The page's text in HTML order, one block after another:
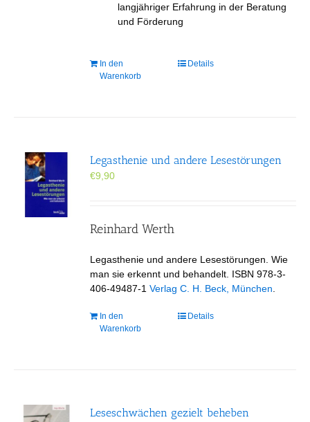
langjähriger Erfahrung in der Beratung
und Förderung
In den
Warenkorb
Details
Legasthenie und andere Lesestörungen
€9,90
Reinhard Werth
Legasthenie und andere Lesestörungen. Wie
man sie erkennt und behandelt. ISBN 978-3-
406-49487-1Verlag C. H. Beck, München
In den
Warenkorb
Details
Leseschwächen gezielt beheben